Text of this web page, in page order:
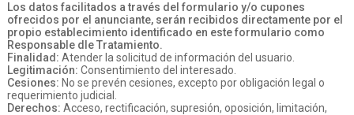
Los datos facilitados a través del formulario y/o cupones
ofrecidos por el anunciante, serán recibidos directamente por el
propio establecimiento identificado en este formulario como
Responsable dle Tratamiento.
Finalidad: Atender la solicitud de información del usuario.
Legitimación: Consentimiento del interesado.
Cesiones: No se prevén cesiones, excepto por obligación legal o
requerimiento judicial.
Derechos: Acceso, rectificación, supresión, oposición, limitación,